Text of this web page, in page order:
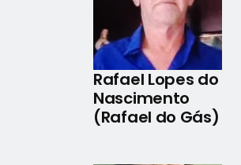
Rafael Lopes do
Nascimento
(Rafael do Gás)